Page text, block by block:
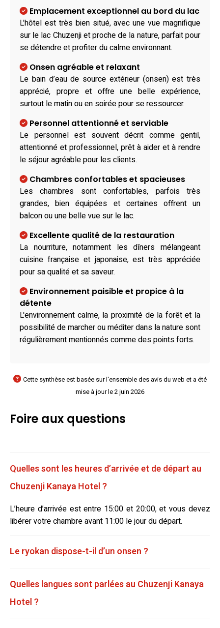
Emplacement exceptionnel au bord du lac
L'hôtel est très bien situé, avec une vue magnifique
sur le lac Chuzenji et proche de la nature, parfait pour
se détendre et profiter du calme environnant.
Onsen agréable et relaxant
Le bain d’eau de source extérieur (onsen) est très
apprécié, propre et offre une belle expérience,
surtout le matin ou en soirée pour se ressourcer.
Personnel attentionné et serviable
Le personnel est souvent décrit comme gentil,
attentionné et professionnel, prêt à aider et à rendre
le séjour agréable pour les clients.
Chambres confortables et spacieuses
Les chambres sont confortables, parfois très
grandes, bien équipées et certaines offrent un
balcon ou une belle vue sur le lac.
Excellente qualité de la restauration
La nourriture, notamment les dîners mélangeant
cuisine française et japonaise, est très appréciée
pour sa qualité et sa saveur.
Environnement paisible et propice à la
détente
L'environnement calme, la proximité de la forêt et la
possibilité de marcher ou méditer dans la nature sont
régulièrement mentionnés comme des points forts.
Cette synthèse est basée sur l'ensemble des avis du web et a été
mise à jour le 2 juin 2026
Foire aux questions
Quelles sont les heures d’arrivée et de départ au
Chuzenji Kanaya Hotel ?
L’heure d’arrivée est entre 15:00 et 20:00, et vous devez
libérer votre chambre avant 11:00 le jour du départ.
Le ryokan dispose-t-il d’un onsen ?
Quelles langues sont parlées au Chuzenji Kanaya
Hotel ?